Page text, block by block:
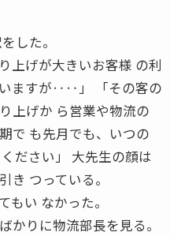
した。
上げが大きいお客様 の利
ますが‥‥」 「その客の
上げか ら営業や物流の
で も先月でも、いつの
ださい」 大先生の顔は
き つっている。
もい なかった。
かりに物流部長を見る。